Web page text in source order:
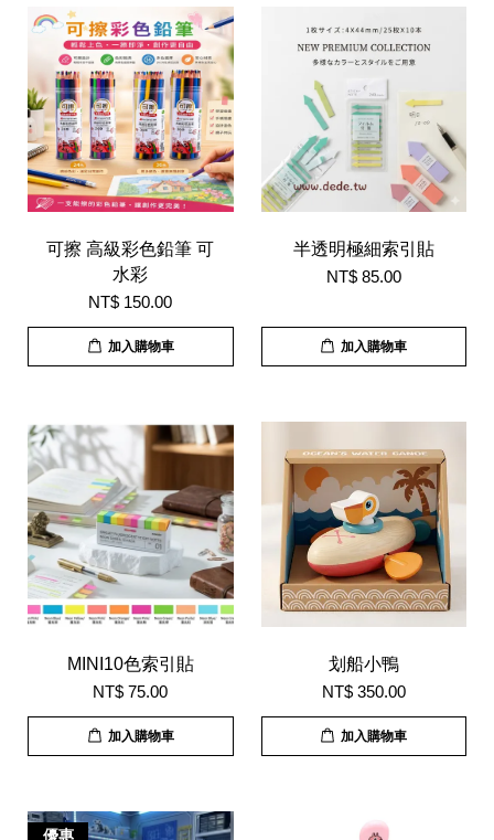
可擦 高級彩色鉛筆 可
水彩
NT$ 150.00
加入購物車
半透明極細索引貼
NT$ 85.00
加入購物車
MINI10色索引貼
NT$ 75.00
加入購物車
划船小鴨
NT$ 350.00
加入購物車
優惠